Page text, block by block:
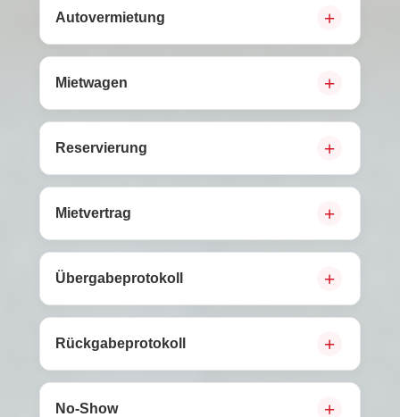
Autovermietung
Mietwagen
Reservierung
Mietvertrag
Übergabeprotokoll
Rückgabeprotokoll
No-Show